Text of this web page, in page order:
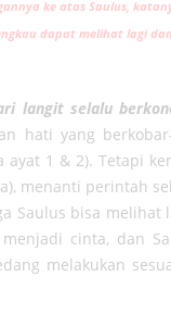
ke atas Saulus,
dapat melihat lagi
langit selalu
hati yang
1 & 2). Tetapi
menanti perintah
Saulus bisa
cinta, dan
melakukan